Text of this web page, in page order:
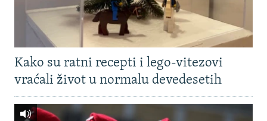
Kako su ratni recepti i lego-vitezovi
vraćali život u normalu devedesetih